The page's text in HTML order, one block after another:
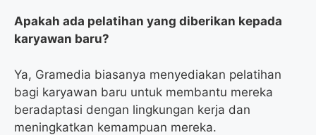
Apakah ada pelatihan yang diberikan kepada
karyawan baru?
Ya, Gramedia biasanya menyediakan pelatihan
bagi karyawan baru untuk membantu mereka
beradaptasi dengan lingkungan kerja dan
meningkatkan kemampuan mereka.